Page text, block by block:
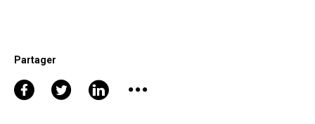
Partager